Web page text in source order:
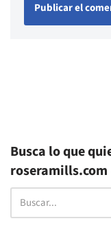
Busca lo que